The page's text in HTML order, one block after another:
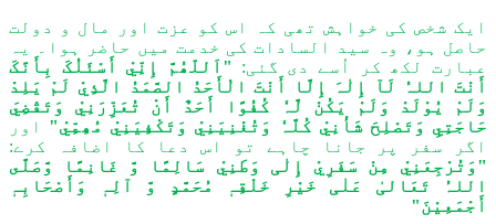
ایک شخص کی خواہش تھی کہ اس کو عزت اور مال و دولت
حاصل ہو، وہ سید السادات کی خدمت میں حاضر ہوا۔ یہ
عبارت لکھ کر اُسے دی گئی: "اَللّھُمَّ إِنِّيْ أَسْئَلُکَ بِأَنَّکَ
أَنْتَ اللہُ لَآ إِلٰہَ إِلَّا أَنْتَ الْأَحَدُ الصَّمَدُ الَّذِيْ لَمْ یَلِدْ
وَلَمْ یُوْلَدْ وَلَمْ یَکُنْ لَّہٗ کُفُوًا أَحَدٌ أَنْ تُعَزِّرَنِيْ وَتَقْضِيَ
حَاجَتِيِ وَتَصْلِحَ شَأْنِيْ کُلَّہٗ وَتُغْنِيَنِيْ وَتَکْفِيَنِيْ مُھِمِّيْ" اور
اگر سفر پر جانا چاہے تو اس دعا کا اضافہ کرے:
"وَتُرْجِعَنِيْ مِنْ سَفَرِيْ إِلٰی وَطَنِيْ سَالِمًا وَّ غَانِمًا وَّصَلَّى
اللہُ تَعَالیٰ عَلٰی خَیْرِ خَلْقِہٖ مُحَمَّدٍ وَّ آلِہٖ وَأَصْحَابِہٖ
أَجْمَعِیْنَ"